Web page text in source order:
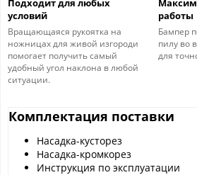
условий
Вращающаяся рукоятка на
ножницах для живой изгороди
помогает получить самый
удобный угол наклона в любой
ситуации.
работы
Бампер
пилу во
для
Комплектация поставки
Насадка-кусторез
Насадка-кромкорез
Инструкция по эксплуатации